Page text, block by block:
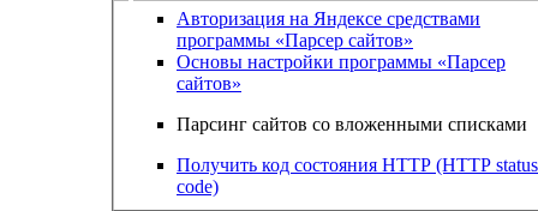
Авторизация на Яндексе средствами
программы «Парсер сайтов»
Основы настройки программы «Парсер
сайтов»
Парсинг сайтов со вложенными списками
Получить код состояния HTTP (HTTP status
code)